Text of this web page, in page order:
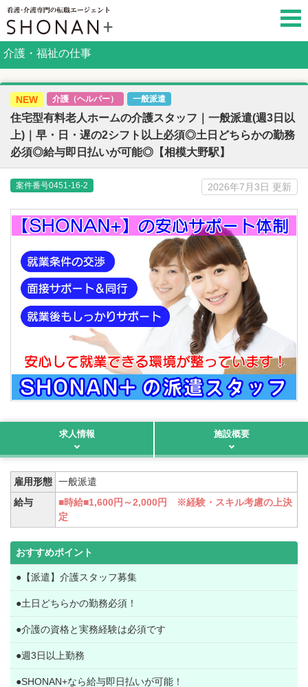
介護・福祉の仕事
NEW 介護（ヘルパー） 一般派遣
住宅型有料老人ホームの介護スタッフ｜一般派遣(週3日以
上)｜早・日・遅の2シフト以上必須◎土日どちらかの勤務
必須◎給与即日払いが可能◎【相模大野駅】
案件番号0451-16-2 2026年7月3日 更新
求人情報 施設概要
雇用形態 一般派遣
給与
■時給■1,600円～2,000円 ※経験・スキル考慮の上決
定
おすすめポイント
●【派遣】介護スタッフ募集
●土日どちらかの勤務必須！
●介護の資格と実務経験は必須です
●週3日以上勤務
●SHONAN+なら給与即日払いが可能！